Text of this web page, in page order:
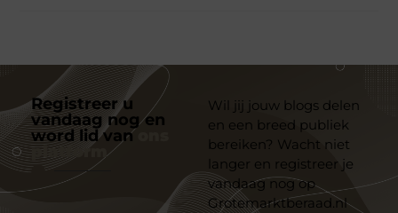
Registreer u
vandaag nog en
word lid van
platform
Wil jij jouw blogs delen
en een breed publiek
bereiken? Wacht niet
langer en registreer je
vandaag nog op
Grotemarktberaad.nl